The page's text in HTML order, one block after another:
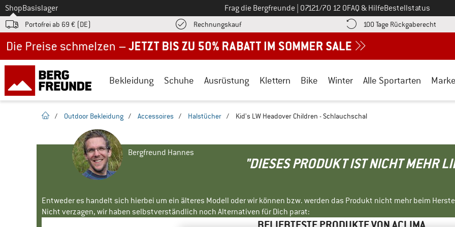
Zum
ShopBasislager Frag die Bergfreunde Ruf uns an unter
07121/70 12 0FAQ & HilfeBestellstatus
Portofrei ab 69 € (DE) RechnungskaufFinde die Zahlungs-Infos hier! Öffnet sich in einer Infobox
100 Tage Rückgaberecht
Bekleidung Schuhe Ausrüstung Klettern Bike Winter Alle Sportarten
Startseite
/ Outdoor Bekleidung / Accessoires / Halstücher / Kid's LW Headover Children - Schlauchschal
Bergfreund Hannes
"DIESES PRODUKT IST NICHT MEHR
Entweder es handelt sich hierbei um ein älteres Modell oder wir können bzw. werden das Produkt nicht mehr beim
Nicht verzagen, wir haben selbstverständlich noch Alternativen für Dich parat: